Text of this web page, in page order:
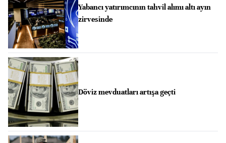
Yabancı yatırımcının tahvil alımı altı ayın
zirvesinde
Döviz mevduatları artışa geçti